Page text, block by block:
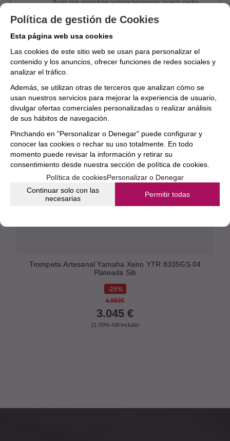
Aún no existen valoraciones para este
producto.
Trompeta Artesanal Yamaha Xeno YTR 8335GS 04
Plateada Sib
25%
4.060€
3.045 €
21.00% IVA incluido
Política de gestión de Cookies
Esta página web usa cookies
Las cookies de este sitio web se usan para personalizar el
contenido y los anuncios, ofrecer funciones de redes sociales y
analizar el tráfico.
Además, se utilizan otras de terceros que analizan cómo se
usan nuestros servicios para mejorar la experiencia de usuario,
divulgar ofertas comerciales personalizadas o realizar análisis
de sus hábitos de navegación.
Pinchando en "Personalizar o Denegar" puede configurar y
conocer las cookies o rechar su uso totalmente. En todo
momento puede revisar la información y retirar su
consentimiento desde nuestra sección de política de cookies.
Política de cookiesPersonalizar o Denegar
Continuar solo con las
necesarias
Permitir todas